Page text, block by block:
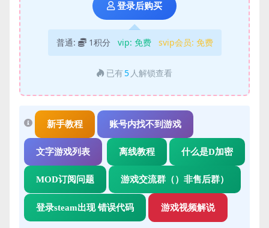
登录后购买
普通: 1积分 vip: 免费 svip会员: 免费
已有 5 人解锁查看
新手教程 账号内找不到游戏
文字游戏列表 离线教程 什么是D加密
MOD订阅问题 游戏交流群（）非售后群）
登录steam出现 错误代码 游戏视频解说